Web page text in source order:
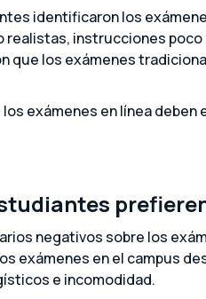
identificaron los
realistas, instrucciones
que los exámenes
exámenes en línea deben
negativos sobre los
exámenes en el campus
e incomodidad.